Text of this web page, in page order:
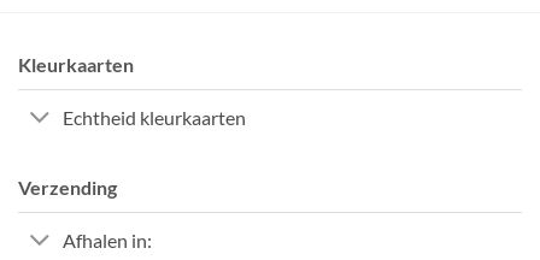
Kleurkaarten
Echtheid kleurkaarten
Verzending
Afhalen in: